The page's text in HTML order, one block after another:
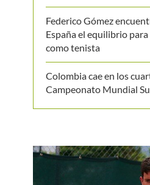
Federico Gómez
España el equilibrio
como tenista
Colombia cae en los
Campeonato Mundial